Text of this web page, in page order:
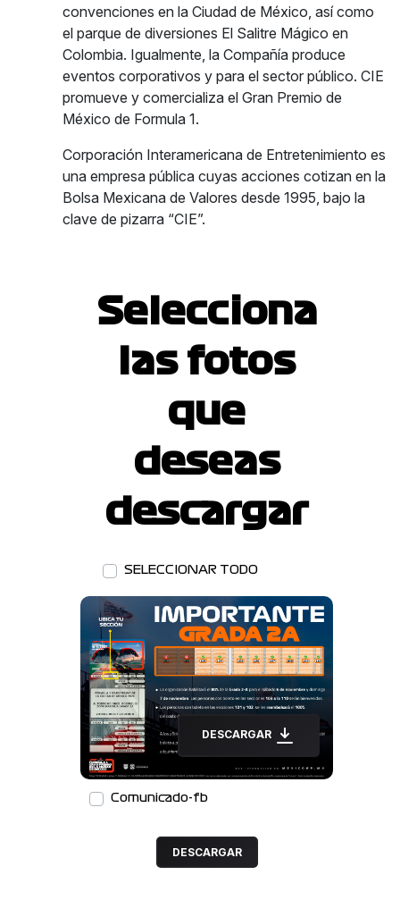
convenciones en la Ciudad de México, así como
el parque de diversiones El Salitre Mágico en
Colombia. Igualmente, la Compañía produce
eventos corporativos y para el sector público. CIE
promueve y comercializa el Gran Premio de
México de Formula 1.
Corporación Interamericana de Entretenimiento es
una empresa pública cuyas acciones cotizan en la
Bolsa Mexicana de Valores desde 1995, bajo la
clave de pizarra “CIE”.
Selecciona
las fotos
que
deseas
descargar
SELECCIONAR TODO
DESCARGAR
Comunicado-fb
DESCARGAR